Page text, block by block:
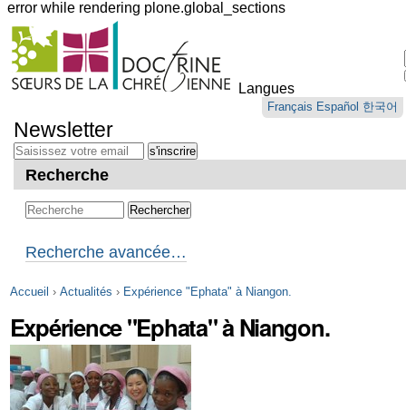
error while rendering plone.global_sections
Outils
personnels
Langues
Français Español 한국어
au
contenu.
Aller
navigation
Newsletter
Recherche
Recherche avancée…
Accueil › Actualités › Expérience "Ephata" à Niangon.
Expérience "Ephata" à Niangon.